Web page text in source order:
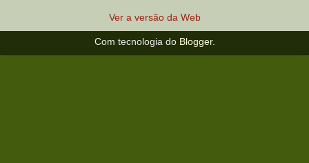
Ver a versão da Web
Com tecnologia do Blogger.